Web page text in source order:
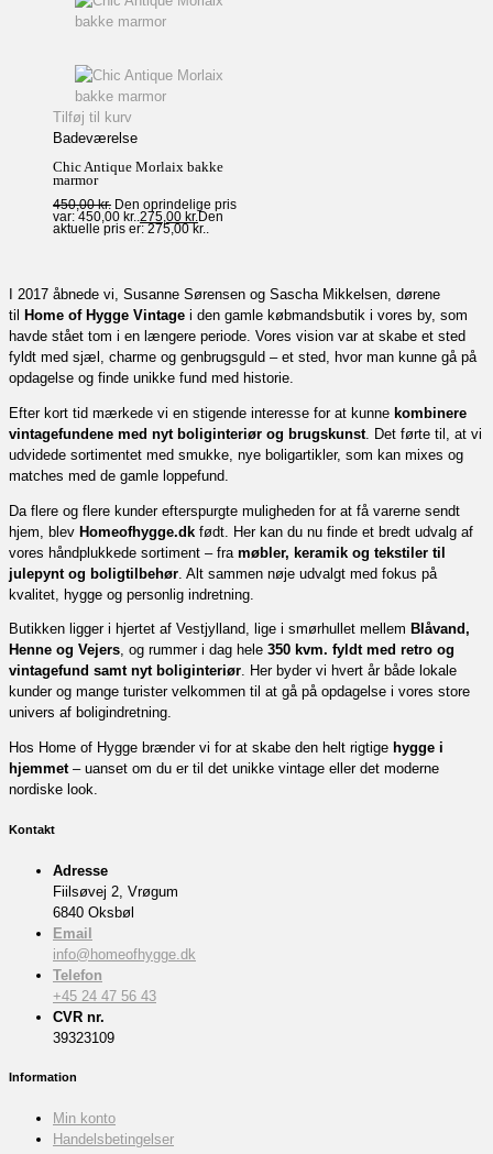
Tilføj til kurv
Badeværelse
Chic Antique Morlaix bakke
marmor
450,00kr. Den oprindelige pris
var: 450,00 kr.. 275,00 kr.Den
aktuelle pris er: 275,00 kr..
I 2017 åbnede vi, Susanne Sørensen og Sascha Mikkelsen, dørene
til
Home of Hygge Vintage i den gamle købmandsbutik i vores by, som
havde stået tom i en længere periode. Vores vision var at skabe et sted
fyldt med sjæl, charme og genbrugsguld – et sted, hvor man kunne gå på
opdagelse og finde unikke fund med historie.
Efter kort tid mærkede vi en stigende interesse for at kunne kombinere
vintagefundene med nyt boliginteriør og brugskunst . Det førte til, at vi
udvidede sortimentet med smukke, nye boligartikler, som kan mixes og
matches med de gamle loppefund.
Da flere og flere kunder efterspurgte muligheden for at få varerne sendt
hjem, blev Homeofhygge.dk født. Her kan du nu finde et bredt udvalg af
vores håndplukkede sortiment – fra møbler, keramik og tekstiler til
julepynt og boligtilbehør . Alt sammen nøje udvalgt med fokus på
kvalitet, hygge og personlig indretning.
Butikken ligger i hjertet af Vestjylland, lige i smørhullet mellem Blåvand,
Henne og Vejers, og rummer i dag hele 350 kvm. fyldt med retro og
vintagefund samt nyt boliginteriør. Her byder vi hvert år både lokale
kunder og mange turister velkommen til at gå på opdagelse i vores store
univers af boligindretning.
Hos Home of Hygge brænder vi for at skabe den helt rigtige hygge i
hjemmet– uanset om du er til det unikke vintage eller det moderne
nordiske look.
Kontakt
Adresse
Fiilsøvej 2, Vrøgum
6840 Oksbøl
Email
info@homeofhygge.dk
Telefon
+45 24 47 56 43
CVR nr.
39323109
Information
Min konto
Handelsbetingelser